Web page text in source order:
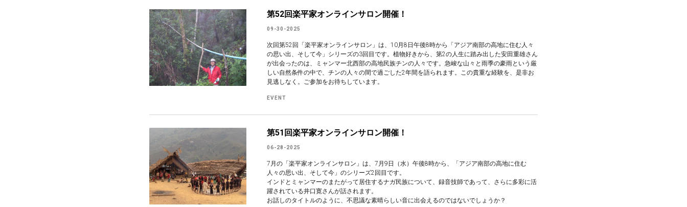
第52回楽平家オンラインサロン開催！
09-30-2025
次回第52回「楽平家オンラインサロン」は、10月8日午後8時から「アジア南部の高地に住む人々
の思い出、そして今」シリーズの3回目です。植物好きから、第2の人生に踏み出した安田重雄さん
が出会ったのは、ミャンマー北西部の高地民族チンの人々です。急峻な山々と雨季の豪雨という厳
しい自然条件の中で、チンの人々の間で過ごした2年間を語られます。この貴重な経験を、是非お
見逃しなく。ご参加をお待ちしています。
EVENT
第51回楽平家オンラインサロン開催！
06-28-2025
7月の「楽平家オンラインサロン」は、7月9日（水）午後8時から、「アジア南部の高地に住む
人々の思い出、そして今」のシリーズ2回目です。
インドとミャンマーのまたがって居住するナガ民族について、録音技師であって、さらに多彩に活
躍されている井口寛さんが話されます。
お話しのタイトルのように、不思議な素晴らしい音に出会えるのではないでしょうか？